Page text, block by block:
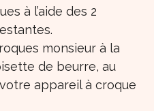
à l’aide des 2
monsieur à la
de beurre, au
votre appareil à croque